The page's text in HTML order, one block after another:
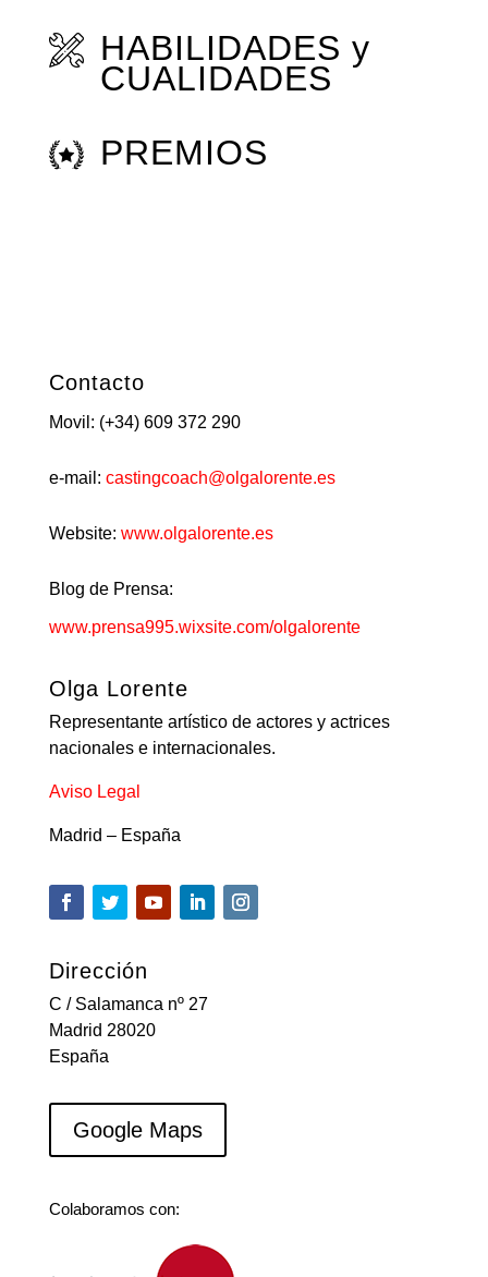
HABILIDADES y
CUALIDADES
PREMIOS
Contacto
Movil: (+34) 609 372 290
e-mail: castingcoach@olgalorente.es
Website: www.olgalorente.es
Blog de Prensa:
www.prensa995.wixsite.com/olgalorente
Olga Lorente
Representante artístico de actores y actrices
nacionales e internacionales.
Aviso Legal
Madrid – España
Dirección
C / Salamanca nº 27
Madrid 28020
España
Google Maps
Colaboramos con: